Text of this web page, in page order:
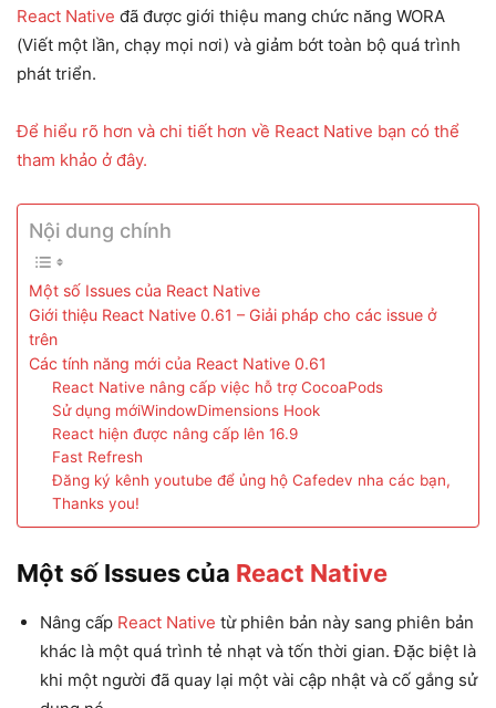
React Native đã được giới thiệu mang chức năng WORA
(Viết một lần, chạy mọi nơi) và giảm bớt toàn bộ quá trình
phát triển.
Để hiểu rõ hơn và chi tiết hơn về React Native bạn có thể
tham khảo ở đây.
Nội dung chính
Một số Issues của React Native
Giới thiệu React Native 0.61 – Giải pháp cho các issue ở
trên
Các tính năng mới của React Native 0.61
React Native nâng cấp việc hỗ trợ CocoaPods
Sử dụng mớiWindowDimensions Hook
React hiện được nâng cấp lên 16.9
Fast Refresh
Đăng ký kênh youtube để ủng hộ Cafedev nha các bạn,
Thanks you!
Một số Issues của React Native
Nâng cấp React Native từ phiên bản này sang phiên bản
khác là một quá trình tẻ nhạt và tốn thời gian. Đặc biệt là
khi một người đã quay lại một vài cập nhật và cố gắng sử